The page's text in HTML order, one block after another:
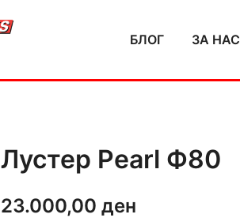
БЛОГ ЗА НАС
Лустер Pearl Ф80
23.000,00 ден